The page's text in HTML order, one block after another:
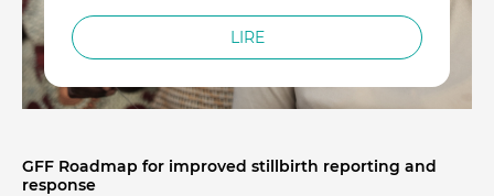
LIRE
GFF Roadmap for improved stillbirth reporting and
response